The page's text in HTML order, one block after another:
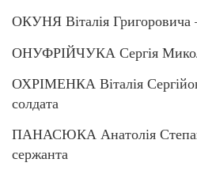
ОКУНЯ Віталія
ОНУФРІЙЧУКА Сергія
ОХРІМЕНКА Віталія
солдата
ПАНАСЮКА Анатолія
сержанта